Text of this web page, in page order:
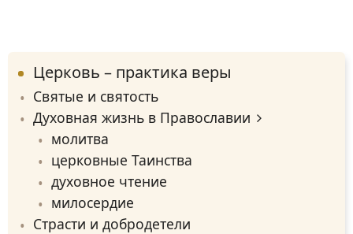
Церковь – практика веры
Святые и святость
Духовная жизнь в Православии
молитва
церковные Таинства
духовное чтение
милосердие
Страсти и добродетели